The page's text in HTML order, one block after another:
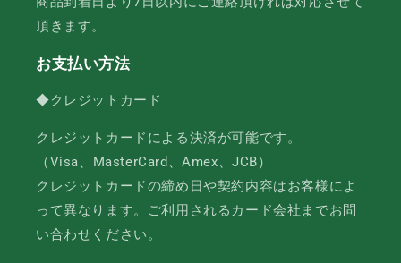
頂きます。
お支払い方法
◆クレジットカード
クレジットカードによる決済が可能です。
（Visa、MasterCard、Amex、JCB）
クレジットカードの締め日や契約内容はお客様によ
って異なります。ご利用されるカード会社までお問
い合わせください。